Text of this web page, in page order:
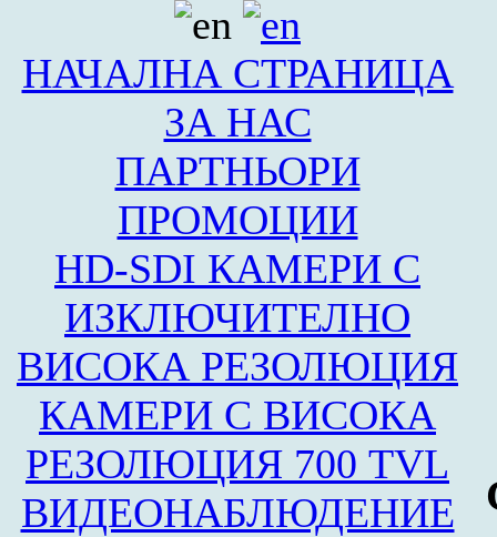
НАЧАЛНА СТРАНИЦА
ЗА НАС
ПАРТНЬОРИ
ПРОМОЦИИ
HD-SDI КАМЕРИ С
ИЗКЛЮЧИТЕЛНО
ВИСОКА РЕЗОЛЮЦИЯ
КАМЕРИ С ВИСОКА
РЕЗОЛЮЦИЯ 700 TVL
ВИДЕОНАБЛЮДЕНИЕ